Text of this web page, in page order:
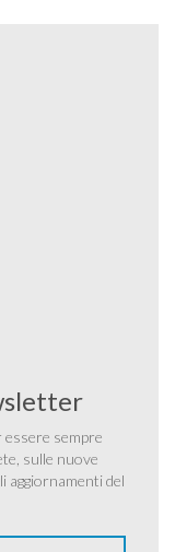
sempre
sulle nuove
aggiornamenti del